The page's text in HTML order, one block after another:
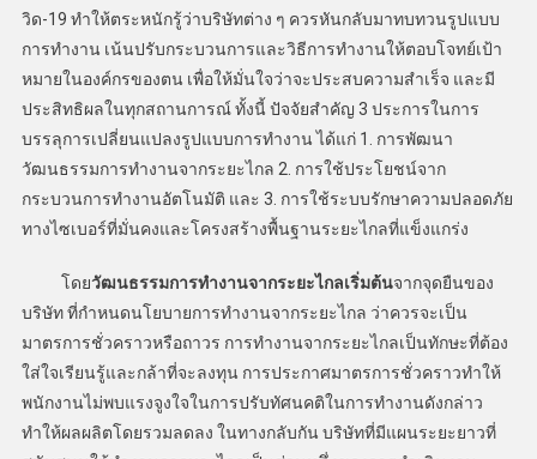
วิด-19 ทำให้ตระหนักรู้ว่าบริษัทต่าง ๆ ควรหันกลับมาทบทวนรูปแบบ
การทำงาน เน้นปรับกระบวนการและวิธีการทำงานให้ตอบโจทย์เป้า
หมายในองค์กรของตน เพื่อให้มั่นใจว่าจะประสบความสำเร็จ และมี
ประสิทธิผลในทุกสถานการณ์ ทั้งนี้ ปัจจัยสำคัญ 3 ประการในการ
บรรลุการเปลี่ยนแปลงรูปแบบการทำงาน ได้แก่ 1. การพัฒนา
วัฒนธรรมการทำงานจากระยะไกล 2. การใช้ประโยชน์จาก
กระบวนการทำงานอัตโนมัติ และ 3. การใช้ระบบรักษาความปลอดภัย
ทางไซเบอร์ที่มั่นคงและโครงสร้างพื้นฐานระยะไกลที่แข็งแกร่ง
โดยวัฒนธรรมการทำงานจากระยะไกลเริ่มต้นจากจุดยืนของ
บริษัท ที่กำหนดนโยบายการทำงานจากระยะไกล ว่าควรจะเป็น
มาตรการชั่วคราวหรือถาวร การทำงานจากระยะไกลเป็นทักษะที่ต้อง
ใส่ใจเรียนรู้และกล้าที่จะลงทุน การประกาศมาตรการชั่วคราวทำให้
พนักงานไม่พบแรงจูงใจในการปรับทัศนคติในการทำงานดังกล่าว
ทำให้ผลผลิตโดยรวมลดลง ในทางกลับกัน บริษัทที่มีแผนระยะยาวที่